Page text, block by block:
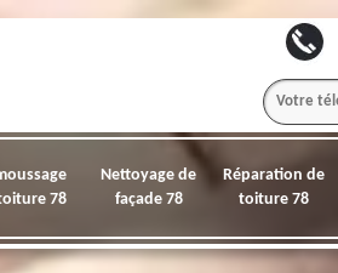
78
Nettoyage de
façade 78
Réparation de
toiture 78